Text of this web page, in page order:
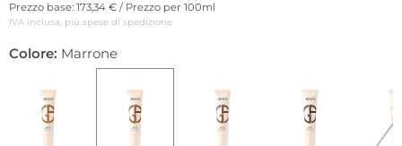
Prezzo base: 173,34 € / Prezzo per 100ml
IVA inclusa, più spese di spedizione
Colore: Marrone